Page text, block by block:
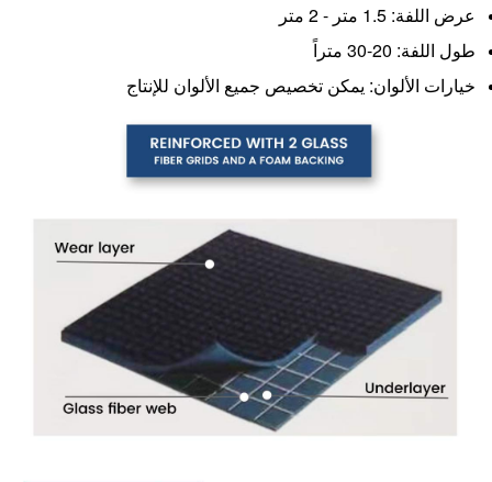
عرض اللفة: 1.5 متر - 2 متر
طول اللفة: 20-30 متراً
خيارات الألوان: يمكن تخصيص جميع الألوان للإنتاج